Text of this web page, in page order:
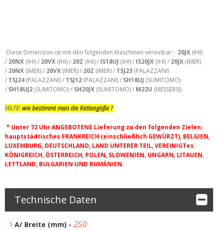
Diese Dimension ist mit den folgenden Maschinen vereinbar : 20JX(IHI)
/ 20NX(IHI) / 20VX(IHI) / 20Z (IHI) / IS18UJ (IHI) / IS20JX(IHI) / 20JX(IMER)
/ 20NX(IMER) / 20VX(IMER) / 20Z (IMER) / TSJ23(PALAZZANI)
/ TSJ24(PALAZZANI) / TSJ12(PALAZZANI) / SH18UJ (SUMITOMO)
/ SH18UJ2(SUMITOMO) / SH20JX(SUMITOMO) / M22U (MESSERSI)
HILFE:wie bestimmt man die Kettengöße ?
* Unter 72 Uhr ANGEBOTENE Lieferung zu den folgenden Zielen:
hauptstädtisches FRANKREICH (einschließlich GEWÜRZT), BELGIEN,
LUXEMBURG, DEUTSCHLAND, LAND UNTERER TEIL, VEREINIGTes
KÖNIGREICH, ÖSTERREICH, POLEN, SLOWENIEN, UNGARN, LITAUEN,
LETTLAND, BULGARIEN UND RUMÄNIEN.
Technische Daten
A/ Breite (mm) - 250